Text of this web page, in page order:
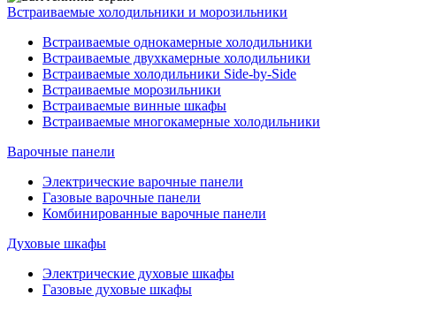
Встраиваемые холодильники и морозильники
Встраиваемые однокамерные холодильники
Встраиваемые двухкамерные холодильники
Встраиваемые холодильники Side-by-Side
Встраиваемые морозильники
Встраиваемые винные шкафы
Встраиваемые многокамерные холодильники
Варочные панели
Электрические варочные панели
Газовые варочные панели
Комбинированные варочные панели
Духовые шкафы
Электрические духовые шкафы
Газовые духовые шкафы